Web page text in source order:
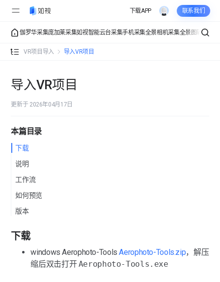
下载APP 联系我们
伽罗华采集庞加莱采集如视智能云台采集手机采集全景相机采集全景图转VR
VR项目导入 导入VR项目
导入VR项目
导入VR项目
更新于 2026年04月17日
本篇目录
下载
说明
工作流
如何预览
版本
下载
windows Aerophoto-Tools Aerophoto-Tools.zip，解压
缩后双击打开 Aerophoto-Tools.exe